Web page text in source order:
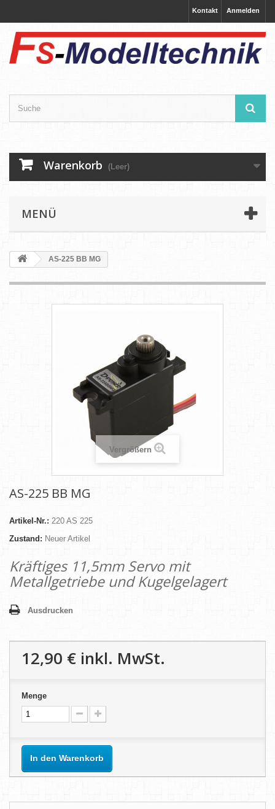
Anmelden
Kontakt
Warenkorb (Leer)
MENÜ
AS-225 BB MG
Vergrößern
AS-225 BB MG
Artikel-Nr.: 220 AS 225
Zustand: Neuer Artikel
Kräftiges 11,5mm Servo mit
Metallgetriebe und Kugelgelagert
Ausdrucken
12,90 € inkl. MwSt.
Menge
In den Warenkorb